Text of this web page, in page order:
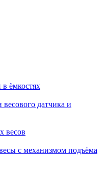
ёмкостях
датчика и
весов
с механизмом подъёма